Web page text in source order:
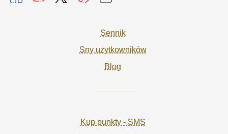
Sennik
Sny użytkowników
Blog
Kup punkty - SMS